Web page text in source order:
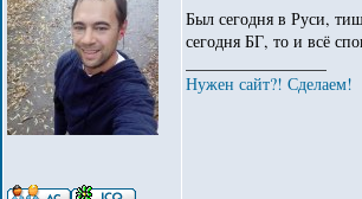
Был сегодня в Руси,
сегодня БГ, то и всё
Нужен сайт?! Сделаем!